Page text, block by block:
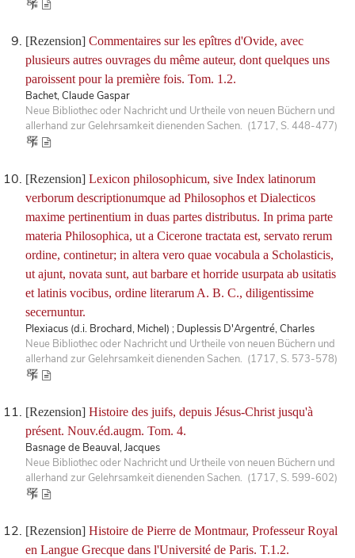
[Rezension] Commentaires sur les epîtres d'Ovide, avec
plusieurs autres ouvrages du même auteur, dont quelques uns
paroissent pour la première fois. Tom. 1.2.
Bachet, Claude Gaspar
Neue Bibliothec oder Nachricht und Urtheile von neuen Büchern und
allerhand zur Gelehrsamkeit dienenden Sachen. (1717, S. 448-477)
[Rezension] Lexicon philosophicum, sive Index latinorum
verborum descriptionumque ad Philosophos et Dialecticos
maxime pertinentium in duas partes distributus. In prima parte
materia Philosophica, ut a Cicerone tractata est, servato rerum
ordine, continetur; in altera vero quae vocabula a Scholasticis,
ut ajunt, novata sunt, aut barbare et horride usurpata ab usitatis
et latinis vocibus, ordine literarum A. B. C., diligentissime
secernuntur.
Plexiacus (d.i. Brochard, Michel) ; Duplessis D'Argentré, Charles
Neue Bibliothec oder Nachricht und Urtheile von neuen Büchern und
allerhand zur Gelehrsamkeit dienenden Sachen. (1717, S. 573-578)
[Rezension] Histoire des juifs, depuis Jésus-Christ jusqu'à
présent. Nouv.éd.augm. Tom. 4.
Basnage de Beauval, Jacques
Neue Bibliothec oder Nachricht und Urtheile von neuen Büchern und
allerhand zur Gelehrsamkeit dienenden Sachen. (1717, S. 599-602)
[Rezension] Histoire de Pierre de Montmaur, Professeur Royal
en Langue Grecque dans l'Université de Paris. T.1.2.